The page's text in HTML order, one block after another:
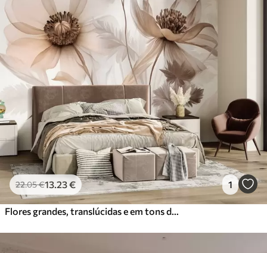
22.05€13 .23€ 1